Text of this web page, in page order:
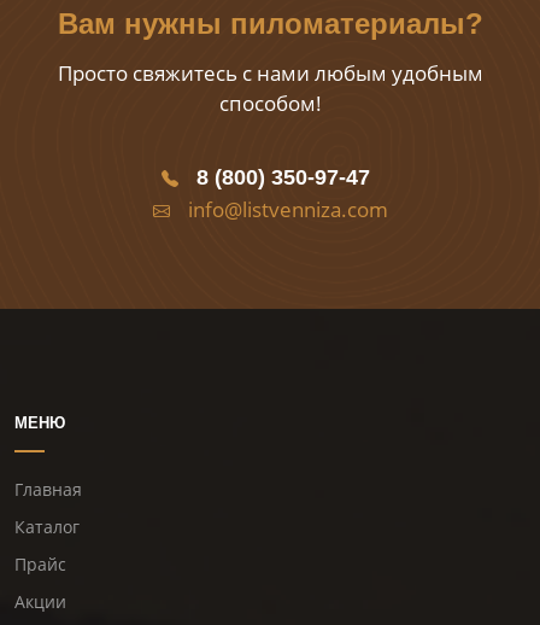
Вам нужны пиломатериалы?
Просто свяжитесь с нами любым удобным
способом!
8 (800) 350-97-47
info@listvenniza.com
МЕНЮ
Главная
Каталог
Прайс
Акции